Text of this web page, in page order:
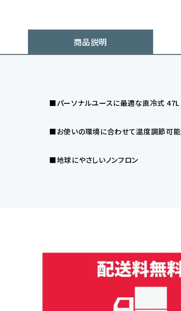
商品説明
■パーソナルユースに最適な直冷式 47L
■お使いの環境に合わせて温度調節可能
■地球にやさしいノンフロン